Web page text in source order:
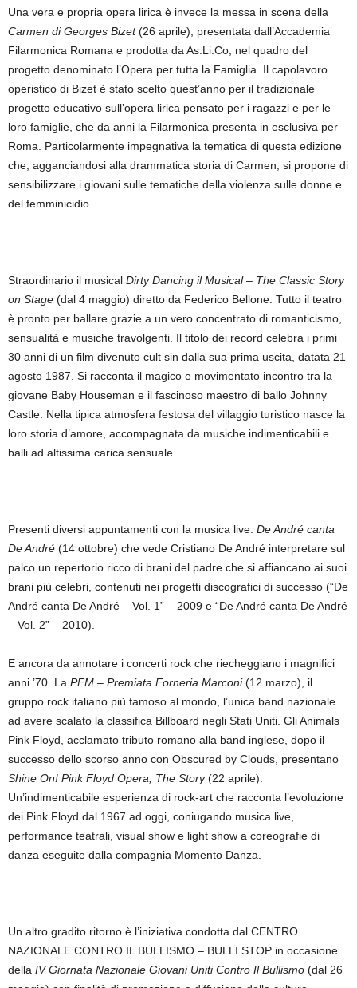
Una vera e propria opera lirica è invece la messa in scena della
Carmen di Georges Bizet(26 aprile), presentata dall’Accademia
Filarmonica Romana e prodotta da As.Li.Co, nel quadro del
progetto denominato l’Opera per tutta la Famiglia. Il capolavoro
operistico di Bizet è stato scelto quest’anno per il tradizionale
progetto educativo sull’opera lirica pensato per i ragazzi e per le
loro famiglie, che da anni la Filarmonica presenta in esclusiva per
Roma. Particolarmente impegnativa la tematica di questa edizione
che, agganciandosi alla drammatica storia di Carmen, si propone di
sensibilizzare i giovani sulle tematiche della violenza sulle donne e
del femminicidio.
Straordinario il musical Dirty Dancing il Musical – The Classic Story
on Stage (dal 4 maggio) diretto da Federico Bellone. Tutto il teatro
è pronto per ballare grazie a un vero concentrato di romanticismo,
sensualità e musiche travolgenti. Il titolo dei record celebra i primi
30 anni di un film divenuto cult sin dalla sua prima uscita, datata 21
agosto 1987. Si racconta il magico e movimentato incontro tra la
giovane Baby Houseman e il fascinoso maestro di ballo Johnny
Castle. Nella tipica atmosfera festosa del villaggio turistico nasce la
loro storia d’amore, accompagnata da musiche indimenticabili e
balli ad altissima carica sensuale.
Presenti diversi appuntamenti con la musica live: De André canta
De André (14 ottobre) che vede Cristiano De André interpretare sul
palco un repertorio ricco di brani del padre che si affiancano ai suoi
brani più celebri, contenuti nei progetti discografici di successo (“De
André canta De André – Vol. 1” – 2009 e “De André canta De André
– Vol. 2” – 2010).
E ancora da annotare i concerti rock che riecheggiano i magnifici
anni ’70. La PFM – Premiata Forneria Marconi(12 marzo), il
gruppo rock italiano più famoso al mondo, l’unica band nazionale
ad avere scalato la classifica Billboard negli Stati Uniti. Gli Animals
Pink Floyd, acclamato tributo romano alla band inglese, dopo il
successo dello scorso anno con Obscured by Clouds, presentano
Shine On! Pink Floyd Opera, The Story(22 aprile).
Un’indimenticabile esperienza di rock-art che racconta l’evoluzione
dei Pink Floyd dal 1967 ad oggi, coniugando musica live,
performance teatrali, visual show e light show a coreografie di
danza eseguite dalla compagnia Momento Danza.
Un altro gradito ritorno è l’iniziativa condotta dal CENTRO
NAZIONALE CONTRO IL BULLISMO – BULLI STOP in occasione
della IV Giornata Nazionale Giovani Uniti Contro Il Bullismo (dal 26